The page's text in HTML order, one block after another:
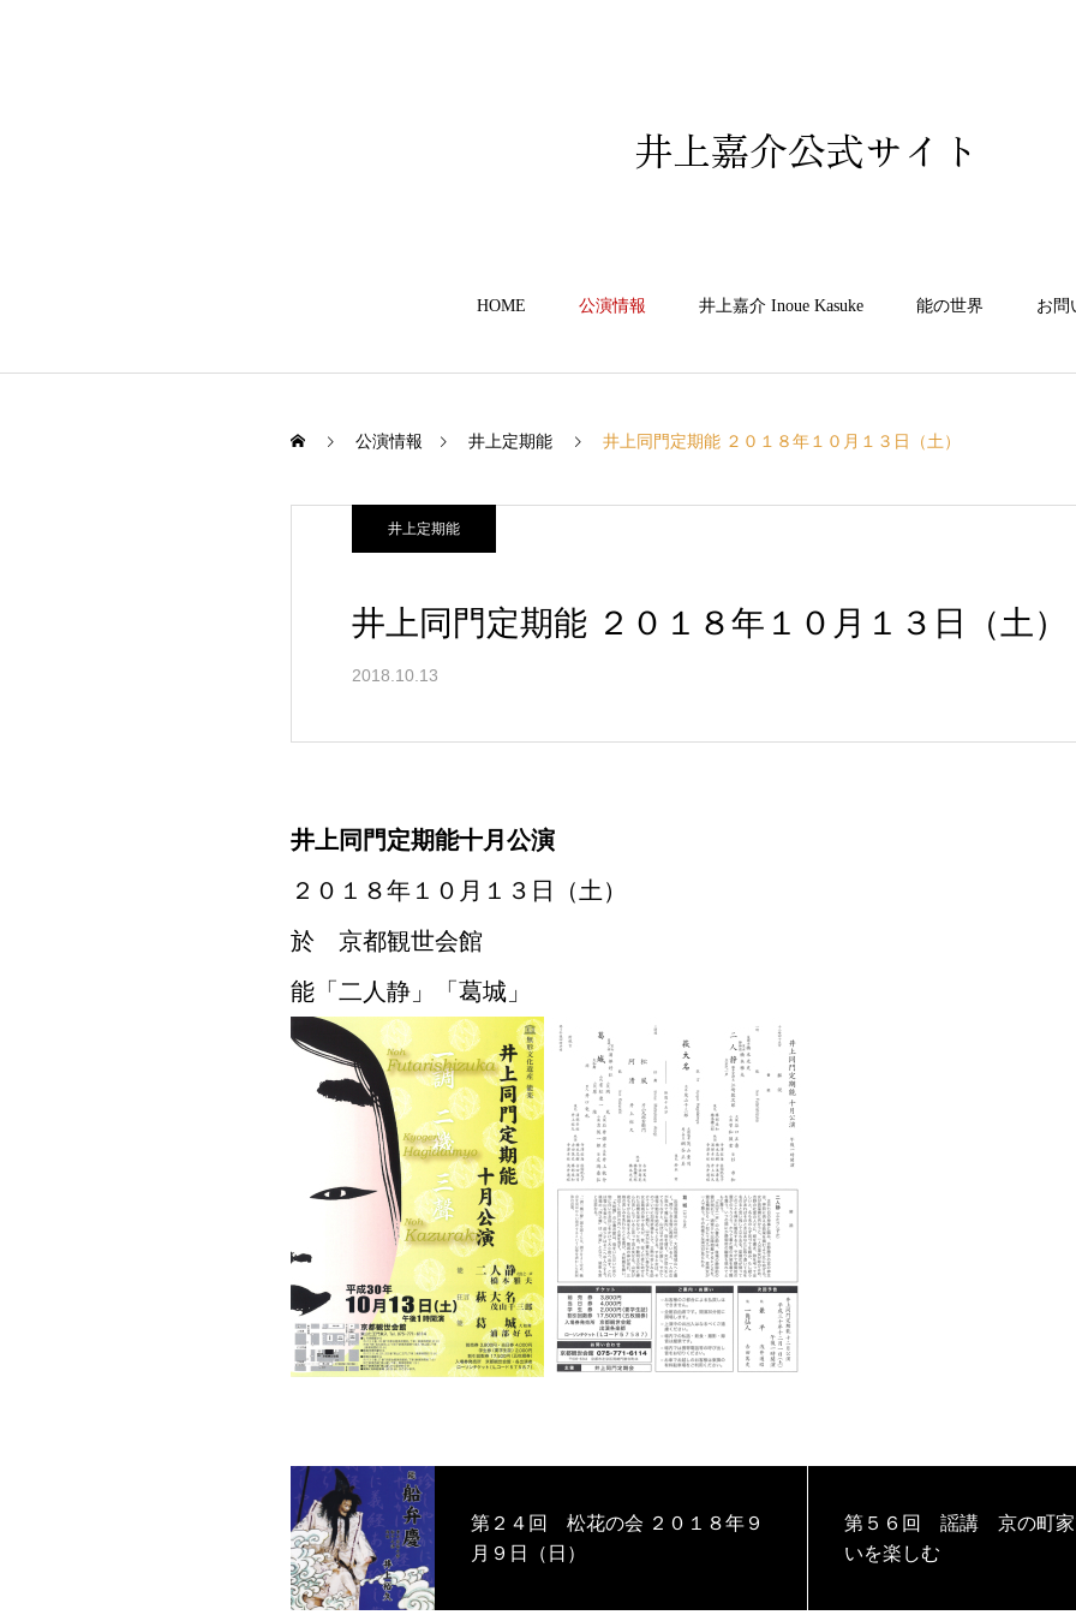
井上嘉介公式サイト
HOME 公演情報 井上嘉介 Inoue Kasuke 能の世界 お問
公演情報 井上定期能 井上同門定期能 ２０１８年１０月１３日（土）
井上定期能
井上同門定期能 ２０１８年１０月１３日（土）
2018.10.13
井上同門定期能十月公演
２０１８年１０月１３日（土）
於 京都観世会館
能「二人静」「葛城」
第２４回 松花の会 ２０１８年９
月９日（日）
第５６回 謡講 京の町家
いを楽しむ